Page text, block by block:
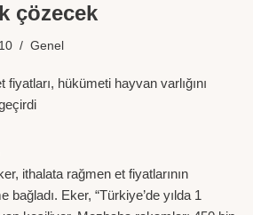
çözecek
Genel
hükümeti hayvan varlığını
ithalata rağmen et fiyatlarının
bağladı. Eker, “Türkiye’de yılda 1